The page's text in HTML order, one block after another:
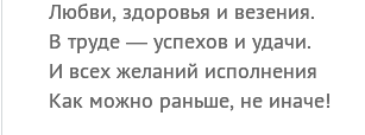
Любви, здоровья и везения.
В труде — успехов и удачи.
И всех желаний исполнения
Как можно раньше, не иначе!